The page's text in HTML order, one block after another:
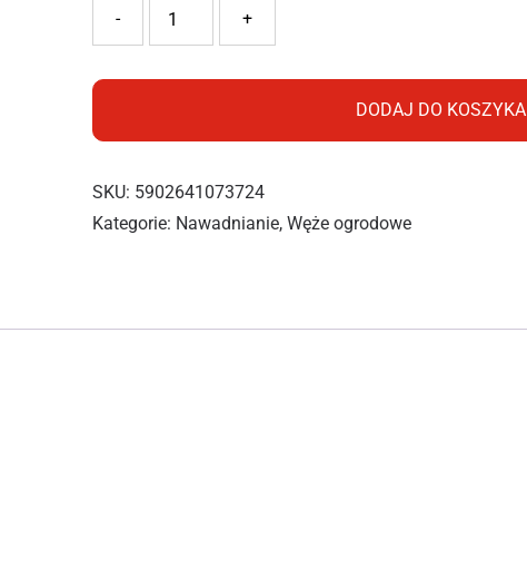
+
-
DODAJ DO KOSZYKA
SKU: 5902641073724
Kategorie: Nawadnianie,Węże ogrodowe